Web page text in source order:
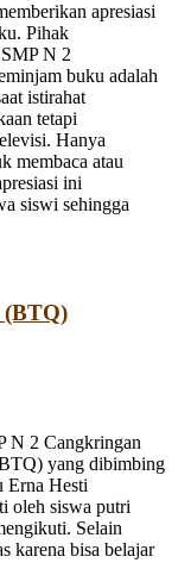
apresiasi
Pihak
N 2
buku adalah
istirahat
tetapi
Hanya
membaca atau
ini
siswi sehingga
(BTQ)
N 2 Cangkringan
yang dibimbing
Erna Hesti
oleh siswa putri
Selain
karena bisa belajar